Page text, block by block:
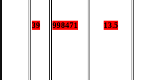
39 998471 13.5